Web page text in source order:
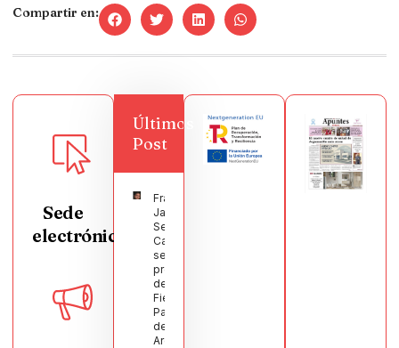
Compartir en:
Sede
electrónica
Últimos
Post
Francisco
Javier
Segura
Castellanos
será el
pregonero
de las
Fiestas
Patronales
de
Argamasilla